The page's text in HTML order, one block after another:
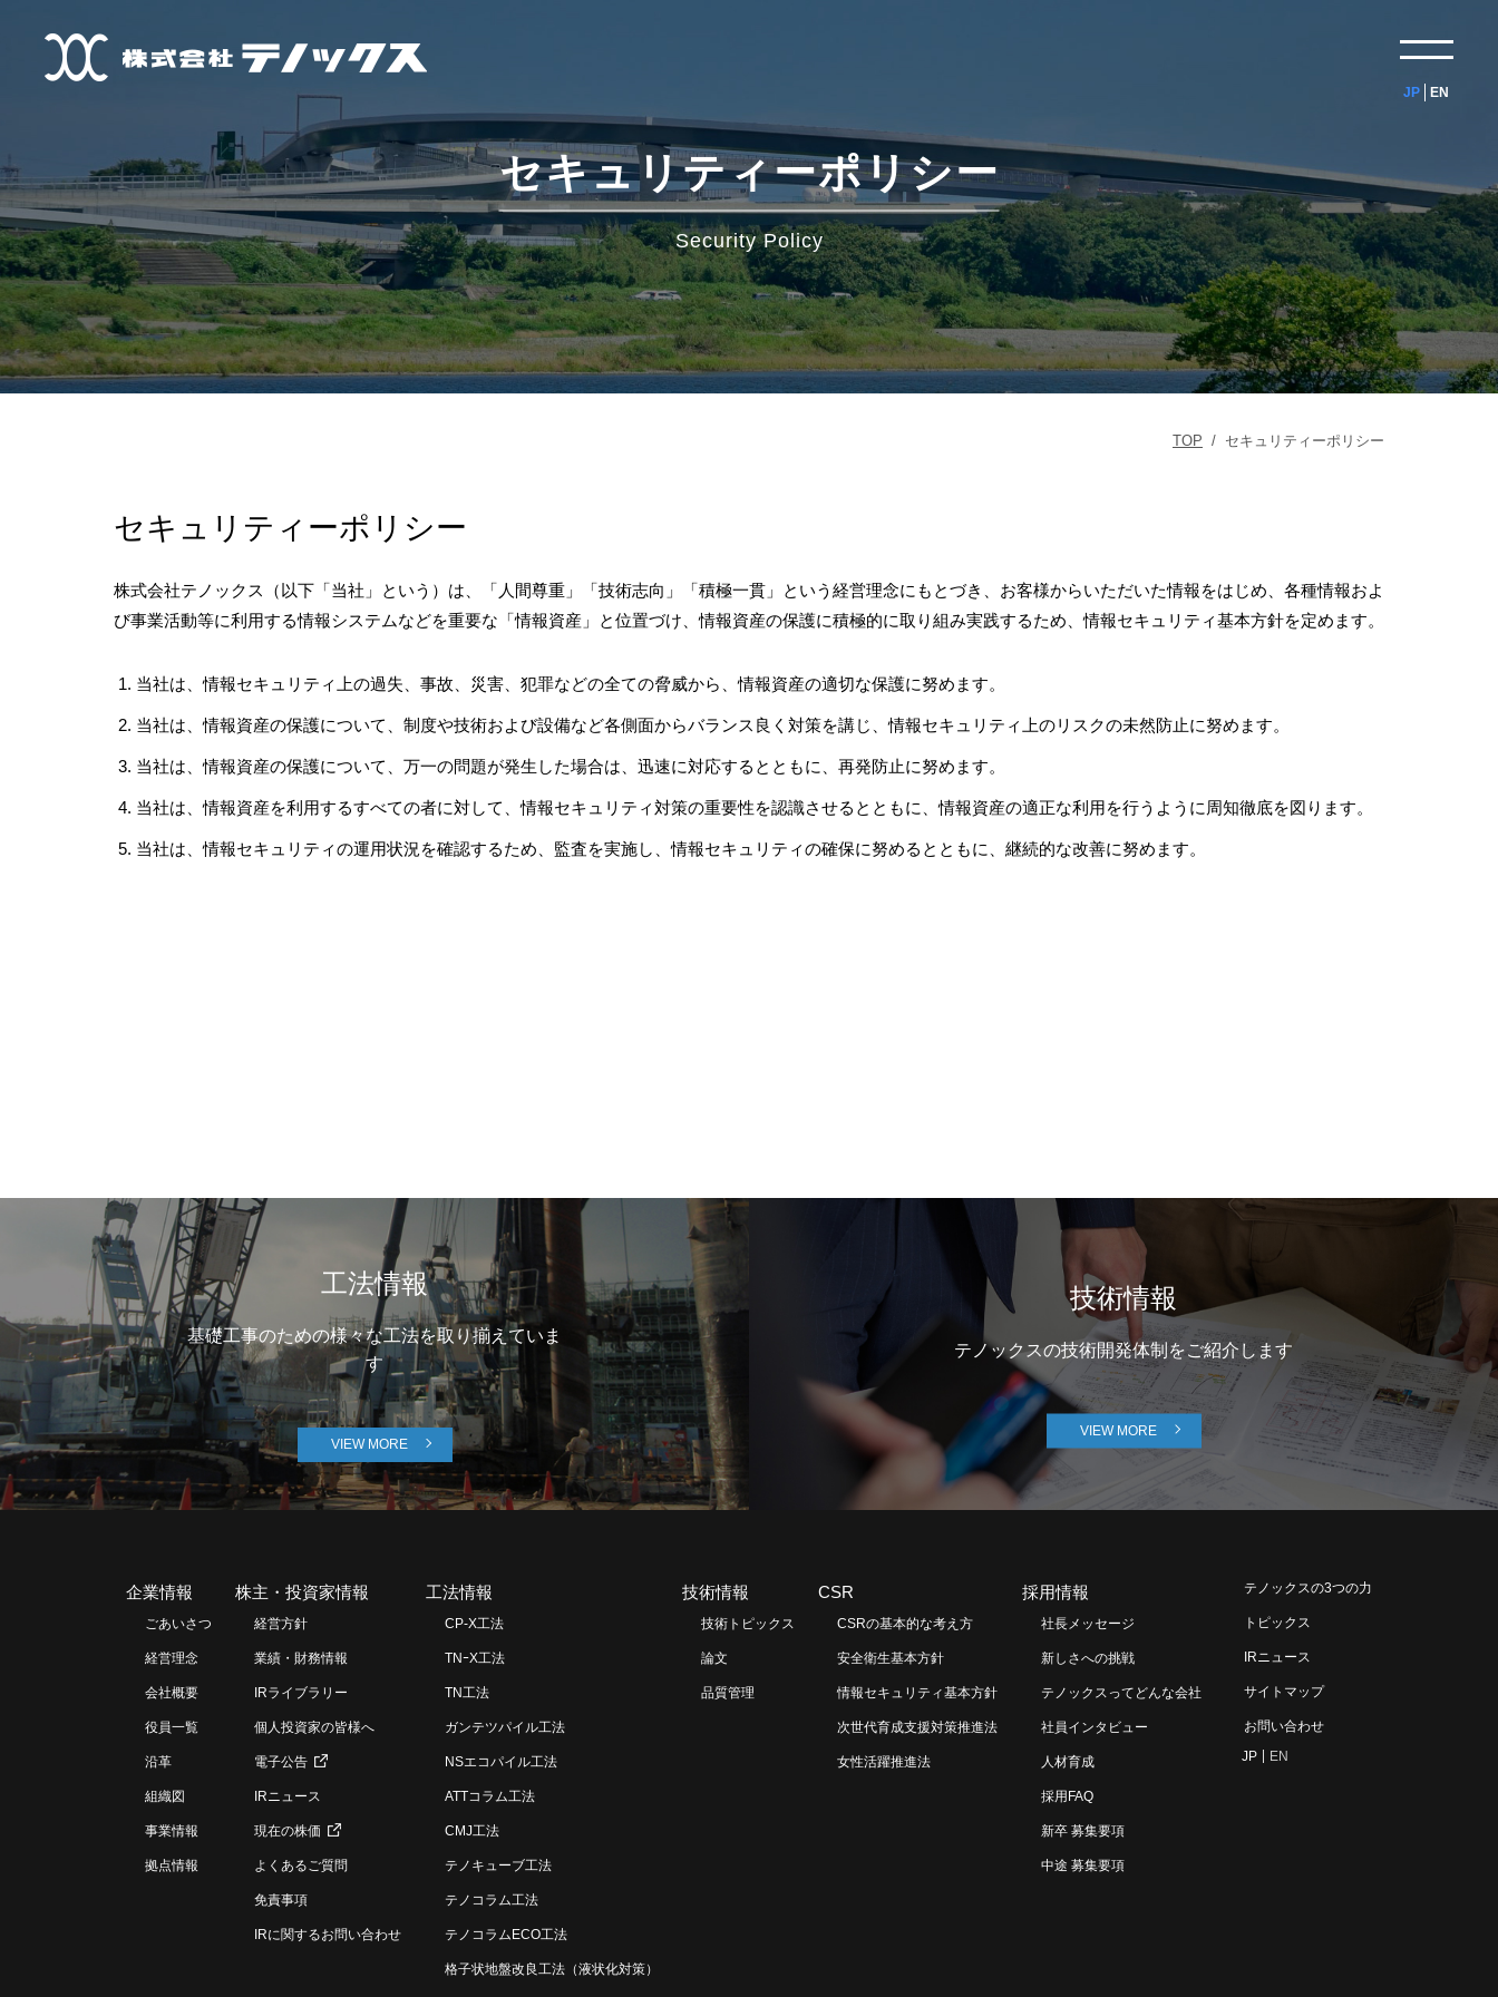
EN
JP
セキュリティーポリシー
Security Policy
TOP / セキュリティーポリシー
セキュリティーポリシー
株式会社テノックス（以下「当社」という）は、「人間尊重」「技術志向」「積極一貫」という経営理念にもとづき、お客様からいただいた情報をはじめ、各種情報およ
び事業活動等に利用する情報システムなどを重要な「情報資産」と位置づけ、情報資産の保護に積極的に取り組み実践するため、情報セキュリティ基本方針を定めます。
当社は、情報セキュリティ上の過失、事故、災害、犯罪などの全ての脅威から、情報資産の適切な保護に努めます。
当社は、情報資産の保護について、制度や技術および設備など各側面からバランス良く対策を講じ、情報セキュリティ上のリスクの未然防止に努めます。
当社は、情報資産の保護について、万一の問題が発生した場合は、迅速に対応するとともに、再発防止に努めます。
当社は、情報資産を利用するすべての者に対して、情報セキュリティ対策の重要性を認識させるとともに、情報資産の適正な利用を行うように周知徹底を図ります。
当社は、情報セキュリティの運用状況を確認するため、監査を実施し、情報セキュリティの確保に努めるとともに、継続的な改善に努めます。
工法情報
基礎工事のための様々な工法を取り揃えていま
す
VIEW MORE
技術情報
テノックスの技術開発体制をご紹介します
VIEW MORE
企業情報
ごあいさつ
経営理念
会社概要
役員一覧
沿革
組織図
事業情報
拠点情報
株主・投資家情報
経営方針
業績・財務情報
IRライブラリー
個人投資家の皆様へ
電子公告
IRニュース
現在の株価
よくあるご質問
免責事項
IRに関するお問い合わせ
工法情報
CP-X工法
TNｰX工法
TN工法
ガンテツパイル工法
NSエコパイル工法
ATTコラム工法
CMJ工法
テノキューブ工法
テノコラム工法
テノコラムECO工法
格子状地盤改良工法（液状化対策）
技術情報
技術トピックス
論文
品質管理
CSR
CSRの基本的な考え方
安全衛生基本方針
情報セキュリティ基本方針
次世代育成支援対策推進法
女性活躍推進法
採用情報
社長メッセージ
新しさへの挑戦
テノックスってどんな会社
社員インタビュー
人材育成
採用FAQ
新卒 募集要項
中途 募集要項
テノックスの3つの力
トピックス
IRニュース
サイトマップ
お問い合わせ
EN
JP